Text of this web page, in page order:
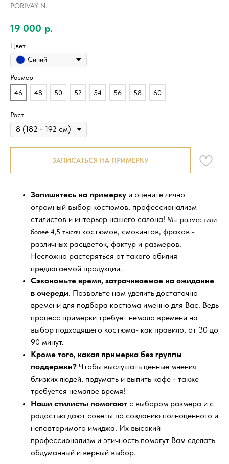
PORIVAY N.
19 000 р.
Цвет
Синий
Размер
46
48 50 52 54 56 58 60
Рост
ЗАПИСАТЬСЯ НА ПРИМЕРКУ
Запишитесь на примерку и оцените лично
огромный выбор костюмов, профессионализм
стилистов и интерьер нашего салона! Мы разместили
более 4,5 тысяч костюмов, смокингов, фраков -
различных расцветок, фактур и размеров.
Несложно растеряться от такого обилия
предлагаемой продукции.
Сэкономьте время, затрачиваемое на ожидание
в очереди. Позвольте нам уделить достаточно
времени для подбора костюма именно для Вас. Ведь
процесс примерки требует немало времени на
выбор подходящего костюма- как правило, от 30 до
90 минут.
Кроме того, какая примерка без группы
поддержки? Чтобы выслушать ценные мнения
близких людей, подумать и выпить кофе - также
требуется немалое время!
Наши стилисты помогают с выбором размера и с
радостью дают советы по созданию полноценного и
неповторимого имиджа. Их высокий
профессионализм и этичность помогут Вам сделать
обдуманный и верный выбор.